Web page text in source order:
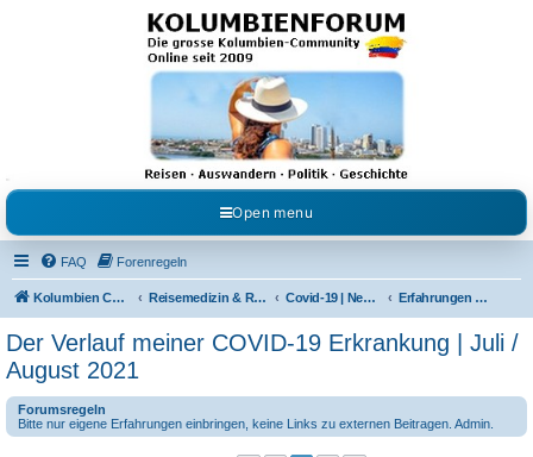
Kolumbienforum - Das
grosse Forum der
Freunde Kolumbiens
Reisen, Auswandern, Kultur, Politik, Geschichte und Visum in Kolumbien und Venezuela.
Austausch, Erfahrungen und Gemeinschaft im Kolumbienforum
Open menu
FAQ Forenregeln
Kolumbien Community Reisemedizin & Reisehinweise Covid-19 | News | Information | Fragen Erfahrungen über den Verlauf von Covid-19
Der Verlauf meiner COVID-19 Erkrankung | Juli /
August 2021
Forumsregeln
Bitte nur eigene Erfahrungen einbringen, keine Links zu externen Beitragen. Admin.